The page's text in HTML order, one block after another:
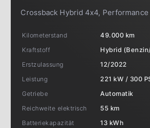
Crossback Hybrid 4x4, Performance
Kilometerstand
49.000 km
Kraftstoff
Hybrid
Erstzulassung
12/2022
Leistung
221 kW / 300
Getriebe
Automatik
Reichweite elektrisch
55 km
Batteriekapazität
13 kWh